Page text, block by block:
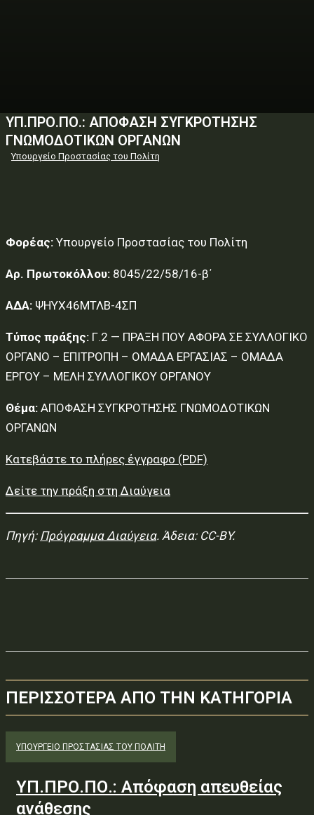
ΥΠ.ΠΡΟ.ΠΟ.: ΑΠΟΦΑΣΗ ΣΥΓΚΡΟΤΗΣΗΣ
ΓΝΩΜΟΔΟΤΙΚΩΝ ΟΡΓΑΝΩΝ
Υπουργείο Προστασίας του Πολίτη
Φορέας: Υπουργείο Προστασίας του Πολίτη
Αρ. Πρωτοκόλλου: 8045/22/58/16-β΄
ΑΔΑ: ΨΗΥΧ46ΜΤΛΒ-4ΣΠ
Τύπος πράξης: Γ.2 — ΠΡΑΞΗ ΠΟΥ ΑΦΟΡΑ ΣΕ ΣΥΛΛΟΓΙΚΟ
ΟΡΓΑΝΟ – ΕΠΙΤΡΟΠΗ – ΟΜΑΔΑ ΕΡΓΑΣΙΑΣ – ΟΜΑΔΑ
ΕΡΓΟΥ – ΜΕΛΗ ΣΥΛΛΟΓΙΚΟΥ ΟΡΓΑΝΟΥ
Θέμα: ΑΠΟΦΑΣΗ ΣΥΓΚΡΟΤΗΣΗΣ ΓΝΩΜΟΔΟΤΙΚΩΝ
ΟΡΓΑΝΩΝ
Κατεβάστε το πλήρες έγγραφο (PDF)
Δείτε την πράξη στη Διαύγεια
Πηγή: Πρόγραμμα Διαύγεια. Άδεια: CC-BY.
ΠΕΡΙΣΣΟΤΕΡΑ ΑΠΟ ΤΗΝ ΚΑΤΗΓΟΡΙΑ
ΥΠΟΥΡΓΕΊΟ ΠΡΟΣΤΑΣΊΑΣ ΤΟΥ ΠΟΛΊΤΗ
ΥΠ.ΠΡΟ.ΠΟ.: Απόφαση απευθείας
ανάθεσης